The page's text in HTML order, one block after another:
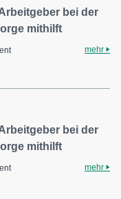
bei der
mithilft
mehr
bei der
mithilft
mehr